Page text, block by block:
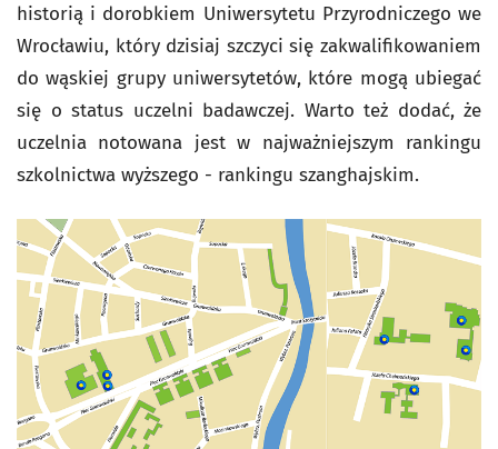
historią i dorobkiem Uniwersytetu Przyrodniczego we
Wrocławiu, który dzisiaj szczyci się zakwalifikowaniem
do wąskiej grupy uniwersytetów, które mogą ubiegać
się o status uczelni badawczej. Warto też dodać, że
uczelnia notowana jest w najważniejszym rankingu
szkolnictwa wyższego - rankingu szanghajskim.